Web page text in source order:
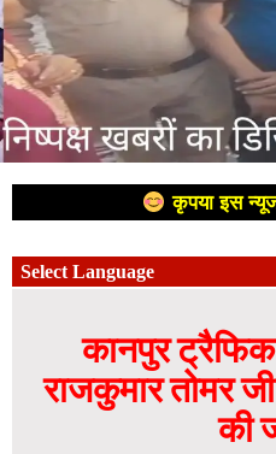
कृपया इस
कानपुर
राजकुमार तोमर
की